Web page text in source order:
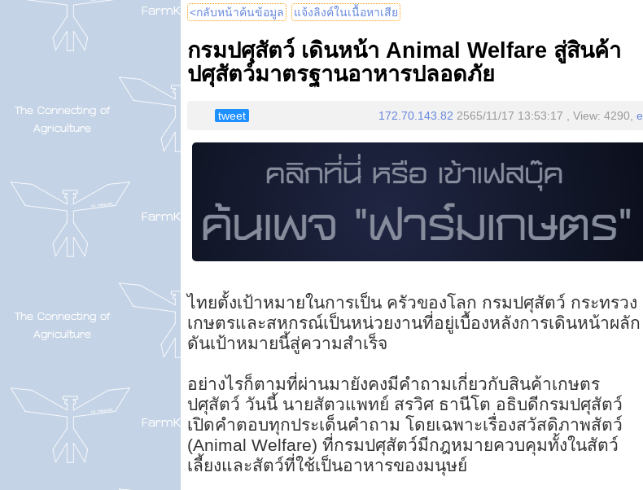
<กลับหน้าค้นข้อมูล แจ้งลิงค์ในเนื้อหาเสีย
กรมปศุสัตว์ เดินหน้า Animal Welfare สู่สินค้า
ปศุสัตว์มาตรฐานอาหารปลอดภัย
tweet 172.70.143.82 2565/11/17 13:53:17 , View: 4290, e
ไทยตั้งเป้าหมายในการเป็น ครัวของโลก กรมปศุสัตว์ กระทรวง
เกษตรและสหกรณ์เป็นหน่วยงานที่อยู่เบื้องหลังการเดินหน้าผลัก
ดันเป้าหมายนี้สู่ความสำเร็จ
อย่างไรก็ตามที่ผ่านมายังคงมีคำถามเกี่ยวกับสินค้าเกษตร
ปศุสัตว์ วันนี้ นายสัตวแพทย์ สรวิศ ธานีโต อธิบดีกรมปศุสัตว์
เปิดคำตอบทุกประเด็นคำถาม โดยเฉพาะเรื่องสวัสดิภาพสัตว์
(Animal Welfare) ที่กรมปศุสัตว์มีกฎหมายควบคุมทั้งในสัตว์
เลี้ยงและสัตว์ที่ใช้เป็นอาหารของมนุษย์